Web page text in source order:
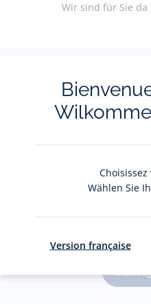
Wir sind für Sie da
Der
Angebote, neue
Sich
Wählen Sie
Version française